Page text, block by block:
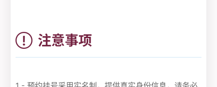
注意事项